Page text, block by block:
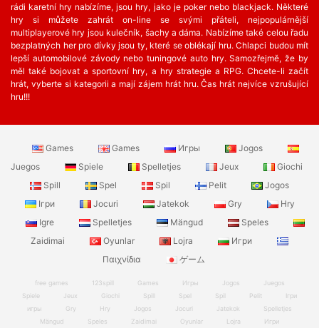
rádi karetní hry nabízíme, jsou hry, jako je poker nebo blackjack. Některé
hry si můžete zahrát on-line se svými přáteli, nejpopulárnější
multiplayerové hry jsou kulečník, šachy a dáma. Nabízíme také celou řadu
bezplatných her ​​pro dívky jsou ty, které se oblékají hru. Chlapci budou mít
lepší automobilové závody nebo tuningové auto hry. Samozřejmě, že by
měl také bojovat a sportovní hry, a hry strategie a RPG. Chcete-li začít
hrát, vyberte si kategorii a mají zájem hrát hru. Čas hrát nejvíce vzrušující
hru!!!
Games Games Игры
Jogos
Juegos
Spiele Spelletjes Jeux
Giochi
Spill
Spel Spil Pelit
Jogos
Ігри
Jocuri Jatekok Gry
Hry
Igre
Spelletjes Mängud
Speles
Zaidimai
Oyunlar Lojra
Игри
Παιχνίδια
ゲーム
free games 123spill Games Игры Jogos
Juegos
Spiele
Jeux Giochi Spill Spel Spil Pelit
Ігри
игры
Gry Hry Jogos Jocuri Jatekok
Spelletjes
Mängud
Speles Zaidimai Oyunlar Lojra Игри